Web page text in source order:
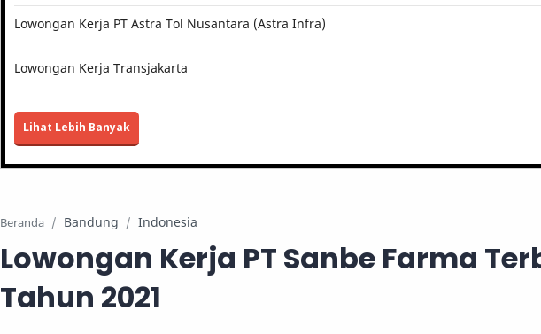
Lowongan Kerja PT Astra Tol Nusantara (Astra Infra)
Lowongan Kerja Transjakarta
Lihat Lebih Banyak
Beranda Bandung Indonesia
Lowongan Kerja PT Sanbe Farma
Tahun 2021